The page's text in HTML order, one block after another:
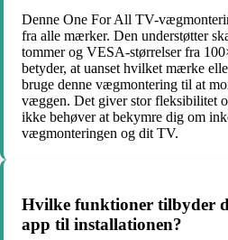
Denne One For All TV-
fra alle mærker. Den understøtter
tommer og VESA-størrelser fra
betyder, at uanset hvilket mærke
bruge denne vægmontering til at
væggen. Det giver stor fleksibilitet
ikke behøver at bekymre dig om
vægmonteringen og dit TV.
Hvilke funktioner tilbyder
app til installationen?